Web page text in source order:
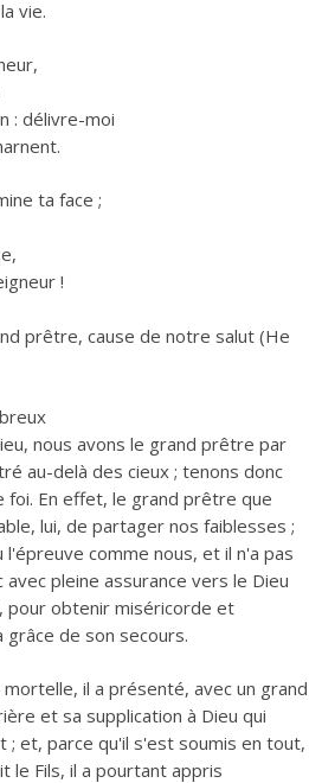
vie.
: délivre-moi
ta face ;
!
prêtre, cause de notre salut (He
nous avons le grand prêtre par
au-delà des cieux ; tenons donc
En effet, le grand prêtre que
lui, de partager nos faiblesses ;
comme nous, et il n'a pas
avec pleine assurance vers le Dieu
pour obtenir miséricorde et
de son secours.
il a présenté, avec un grand
et sa supplication à Dieu qui
; et, parce qu'il s'est soumis en tout,
le Fils, il a pourtant appris